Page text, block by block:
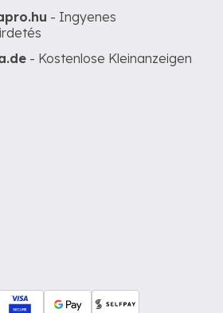
- Ingyenes
- Kostenlose Kleinanzeigen